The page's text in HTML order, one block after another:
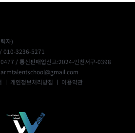
자)
/ 010-3236-5271
/ 통신판매업신고:2024-인천서구-0398
개인정보처리방침 ㅣ 이용약관